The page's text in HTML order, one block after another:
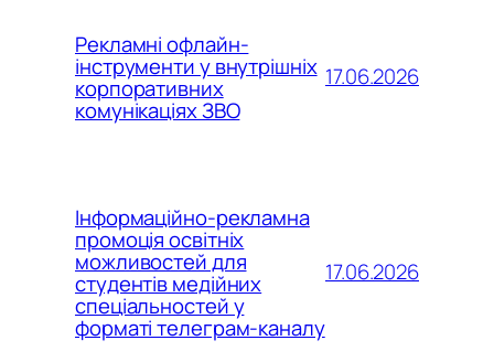
Рекламні офлайн-
інструменти у внутрішніх
корпоративних
комунікаціях ЗВО
17.06.2026
Інформаційно-рекламна
промоція освітніх
можливостей для
студентів медійних
спеціальностей у
форматі телеграм-каналу
17.06.2026